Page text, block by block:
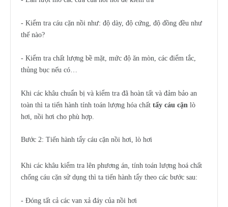
- Kiểm tra cáu cặn nồi như: độ dày, độ cứng, độ đồng đều như
thế nào?
- Kiểm tra chất lượng bề mặt, mức độ ăn mòn, các điểm tắc,
thủng bục nếu có…
Khi các khâu chuẩn bị và kiểm tra đã hoàn tất và đảm bảo an
toàn thì ta tiến hành tính toán lượng hóa chất tẩy cáu cặn lò
hơi, nồi hơi cho phù hợp.
Bước 2: Tiến hành tẩy cáu cặn nồi hơi, lò hơi
Khi các khâu kiểm tra lên phương án, tính toán lượng hoá chất
chống cáu cặn sử dụng thì ta tiến hành tẩy theo các bước sau:
- Đóng tất cả các van xả đáy của nồi hơi